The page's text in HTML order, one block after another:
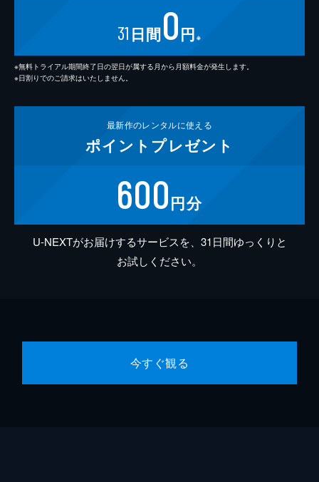
31 日間0円 ※
※無料トライアル期間終了日の翌日が属する月から月額料金が発生します。
※日割りでのご請求はいたしません。
最新作のレンタルに使える
ポイント プレゼント
600円分
U-NEXTがお届けするサービスを、31日間ゆっくりと
お試しください。
今すぐ観る